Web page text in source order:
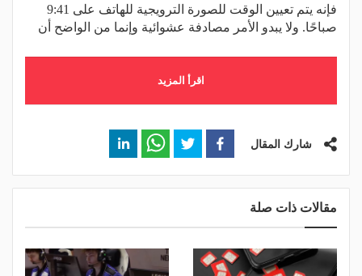
فإنه يتم تعيين الوقت للصورة الترويجية للهاتف على 9:41
صباحًا. ولا يبدو الأمر مصادفة عشوائية وإنما من الواضح أن
اقرأ المزيد
شارك المقال
مقالات ذات صلة